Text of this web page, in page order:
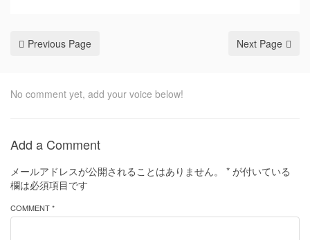
Previous Page Next Page
No comment yet, add your voice below!
Add a Comment
メールアドレスが公開されることはありません。 * が付いている
欄は必須項目です
COMMENT *